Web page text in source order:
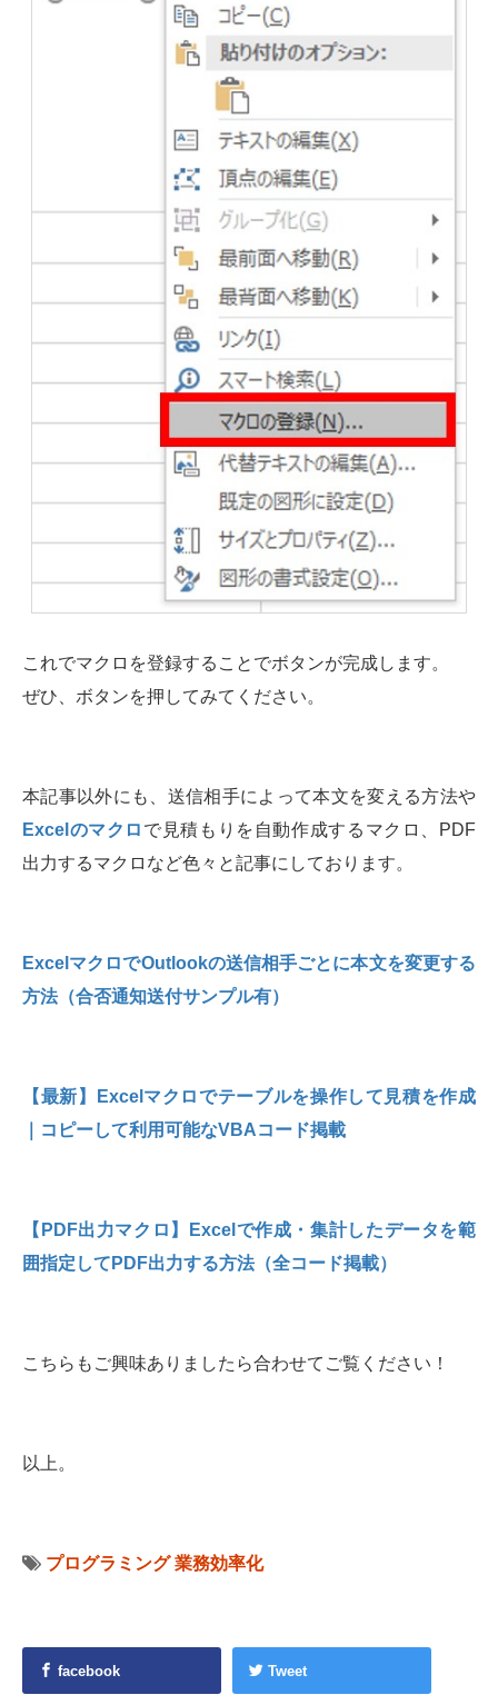
これでマクロを登録することでボタンが完成します。
ぜひ、ボタンを押してみてください。
本記事以外にも、送信相手によって本文を変える方法や
Excelのマクロ で見積もりを自動作成するマクロ、PDF
出力するマクロなど色々と記事にしております。
ExcelマクロでOutlookの送信相手ごとに本文を変更する
方法（合否通知送付サンプル有）
【最新】Excelマクロでテーブルを操作して見積を作成
｜コピーして利用可能なVBAコード掲載
【PDF出力マクロ】Excelで作成・集計したデータを範
囲指定してPDF出力する方法（全コード掲載）
こちらもご興味ありましたら合わせてご覧ください！
以上。
プログラミング 業務効率化
facebook Tweet